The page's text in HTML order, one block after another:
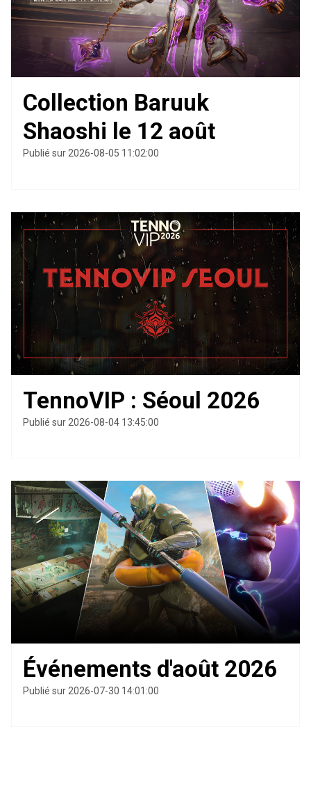
Collection Baruuk
Shaoshi le 12 août
Publié sur 2026-08-05 11:02:00
TennoVIP : Séoul 2026
Publié sur 2026-08-04 13:45:00
Événements d'août 2026
Publié sur 2026-07-30 14:01:00